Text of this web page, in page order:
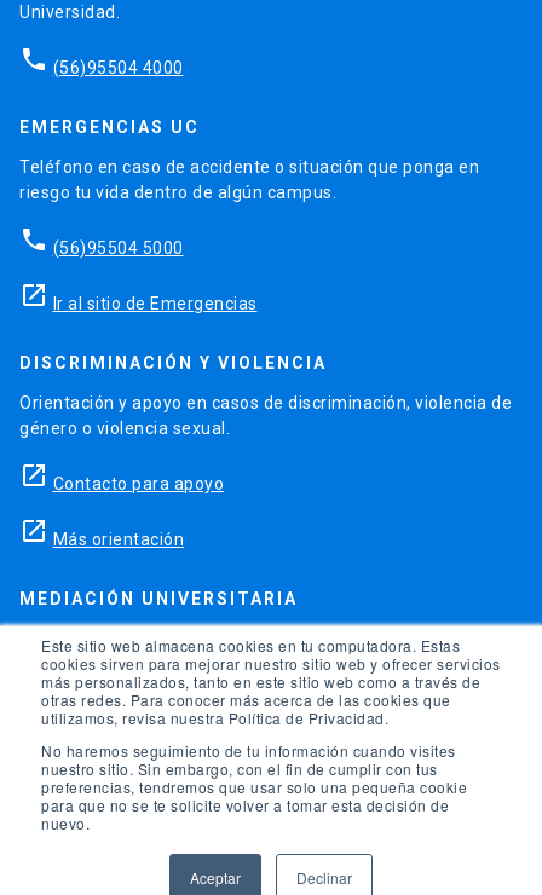
Este sitio web almacena cookies en tu computadora. Estas
cookies sirven para mejorar nuestro sitio web y ofrecer servicios
más personalizados, tanto en este sitio web como a través de
otras redes. Para conocer más acerca de las cookies que
utilizamos, revisa nuestra Política de Privacidad.
No haremos seguimiento de tu información cuando visites
nuestro sitio. Sin embargo, con el fin de cumplir con tus
preferencias, tendremos que usar solo una pequeña cookie
para que no se te solicite volver a tomar esta decisión de
nuevo.
Aceptar Declinar
Universidad.
phone (56)95504 4000
EMERGENCIAS UC
Teléfono en caso de accidente o situación que ponga en
riesgo tu vida dentro de algún campus.
phone (56)95504 5000
launch Ir al sitio de Emergencias
DISCRIMINACIÓN Y VIOLENCIA
Orientación y apoyo en casos de discriminación, violencia de
género o violencia sexual.
launch Contacto para apoyo
launch Más orientación
MEDIACIÓN UNIVERSITARIA
Teléfonos para orientación y consejo si se ha vulnerado
alguno de tus derechos en la universidad.
phone (56)95504 1691
phone (56)95504 1247
launch Ir a la Oficina de Ombuds UC